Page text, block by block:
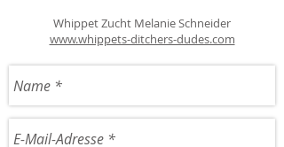
Whippet Zucht Melanie Schneider
www.whippets-ditchers-dudes.com